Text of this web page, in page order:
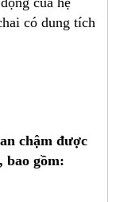
có dung tích
chậm được
bao gồm: